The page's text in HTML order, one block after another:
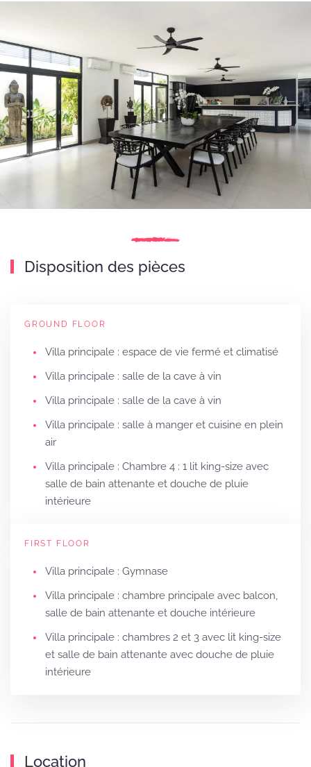
Disposition des pièces
GROUND FLOOR
Villa principale : espace de vie fermé et climatisé
Villa principale : salle de la cave à vin
Villa principale : salle de la cave à vin
Villa principale : salle à manger et cuisine en plein
air
Villa principale : Chambre 4 : 1 lit king-size avec
salle de bain attenante et douche de pluie
intérieure
FIRST FLOOR
Villa principale : Gymnase
Villa principale : chambre principale avec balcon,
salle de bain attenante et douche intérieure
Villa principale : chambres 2 et 3 avec lit king-size
et salle de bain attenante avec douche de pluie
intérieure
Location